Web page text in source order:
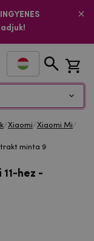
/Xiaomi/Xiaomi Mi/
minta 9
hez -